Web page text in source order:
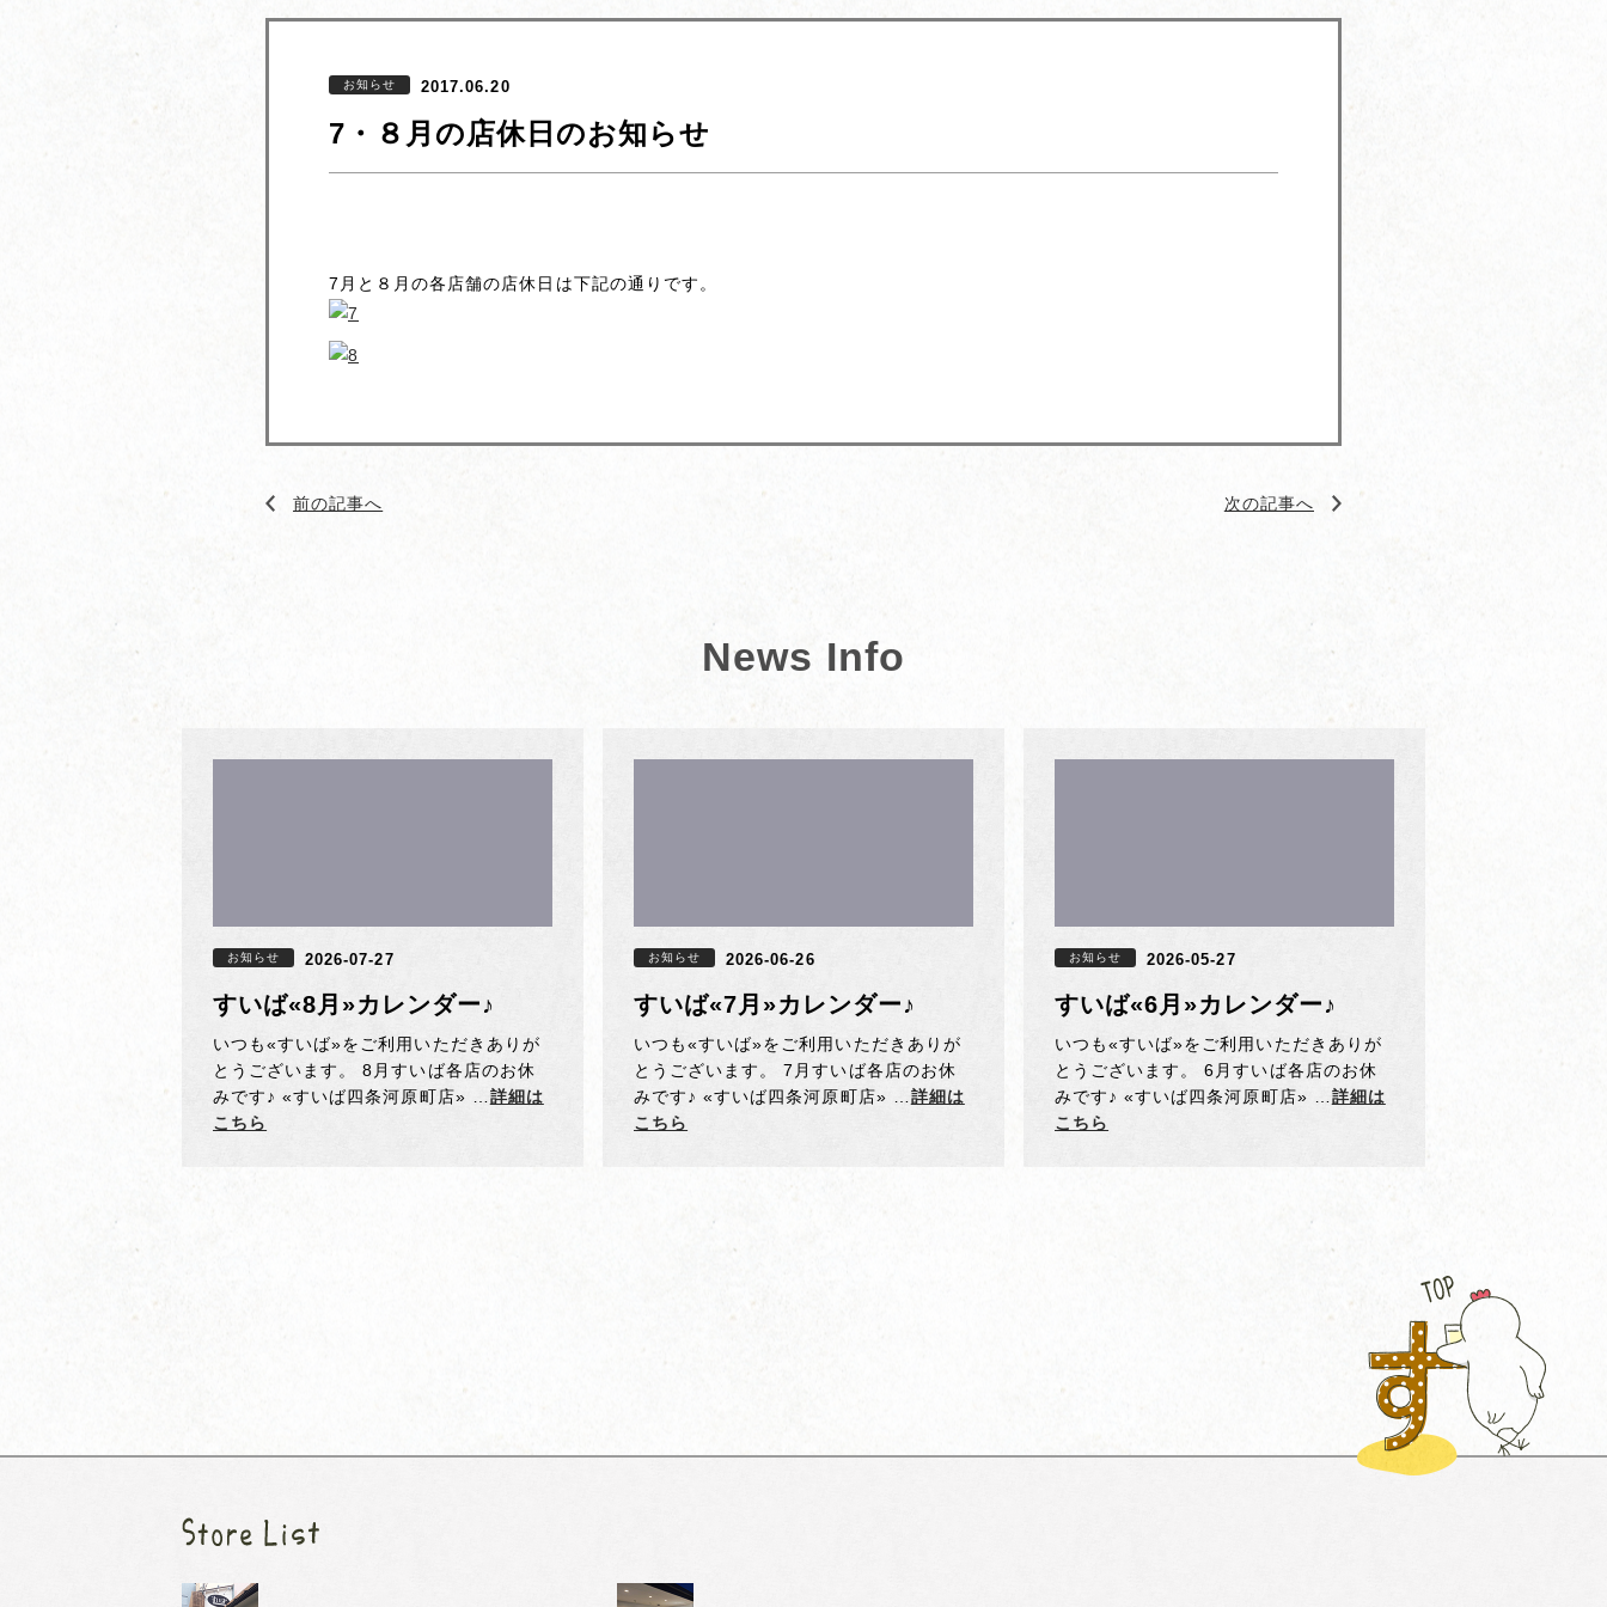
お知らせ 2017.06.20
7・８月の店休日のお知らせ
7月と８月の各店舗の店休日は下記の通りです。
前の記事へ 次の記事へ
News Info
お知らせ 2026-07-27
すいば«8月»カレンダー♪
いつも«すいば»をご利用いただきありが
とうございます。 8月すいば各店のお休
みです♪ «すいば四条河原町店» … 詳細は
こちら
お知らせ 2026-06-26
すいば«7月»カレンダー♪
いつも«すいば»をご利用いただきありが
とうございます。 7月すいば各店のお休
みです♪ «すいば四条河原町店» … 詳細は
こちら
お知らせ 2026-05-27
すいば«6月»カレンダー♪
いつも«すいば»をご利用いただきありが
とうございます。 6月すいば各店のお休
みです♪ «すいば四条河原町店» … 詳細は
こちら